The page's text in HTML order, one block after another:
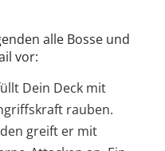
alle Bosse und
vor:
Dein Deck mit
rauben.
greift er mit